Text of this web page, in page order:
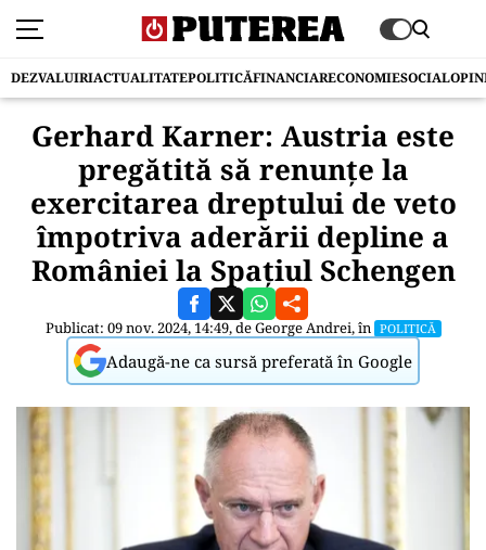
DEZVALUIRIACTUALITATEPOLITICĂFINANCIARECONOMIESOCIAL
Gerhard Karner: Austria este
pregătită să renunțe la
exercitarea dreptului de veto
împotriva aderării depline a
României la Spațiul Schengen
Publicat: 09 nov. 2024, 14:49, deGeorge Andrei, în POLITICĂ
Adaugă-ne ca sursă preferată în Google